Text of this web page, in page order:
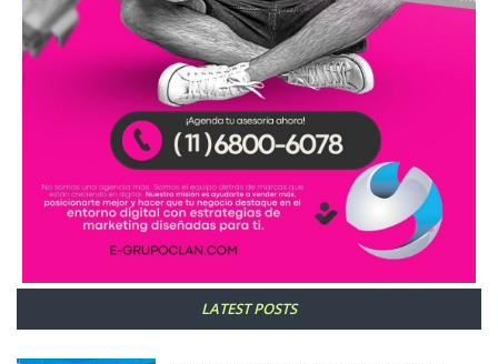
LATEST POSTS